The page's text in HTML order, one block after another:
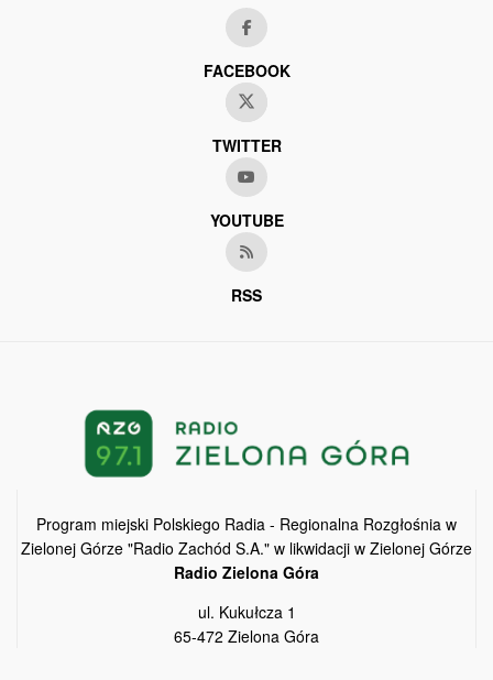
FACEBOOK
TWITTER
YOUTUBE
RSS
Program miejski Polskiego Radia - Regionalna Rozgłośnia w
Zielonej Górze "Radio Zachód S.A." w likwidacji w Zielonej Górze
Radio Zielona Góra
ul. Kukułcza 1
65-472 Zielona Góra